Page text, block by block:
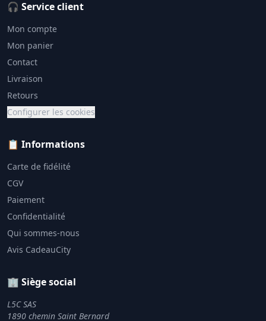
🎧 Service client
Mon compte
Mon panier
Contact
Livraison
Retours
Configurer les cookies
📋 Informations
Carte de fidélité
CGV
Paiement
Confidentialité
Qui sommes-nous
Avis CadeauCity
🏢 Siège social
L5C SAS
1890 chemin Saint Bernard